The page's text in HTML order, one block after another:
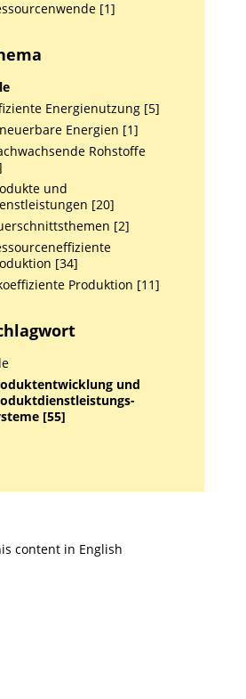
[1]
Energienutzung [5]
Energien [1]
Rohstoffe
und
[20]
[2]
[34]
Produktion [11]
und
[55]
content in English